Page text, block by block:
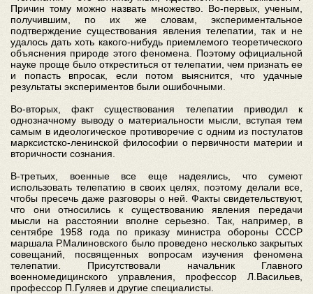
Причин тому можно назвать множество. Во-первых, ученым,
получившим, по их же словам, экспериментальное
подтверждение существования явления телепатии, так и не
удалось дать хоть какого-нибудь приемлемого теоретического
объяснения природе этого феномена. Поэтому официальной
науке проще было откреститься от телепатии, чем признать ее
и попасть впросак, если потом выяснится, что удачные
результаты экспериментов были ошибочными.
Во-вторых, факт существования телепатии приводил к
однозначному выводу о материальности мысли, вступая тем
самым в идеологическое противоречие с одним из постулатов
марксистско-ленинской философии о первичности материи и
вторичности сознания.
В-третьих, военные все еще надеялись, что сумеют
использовать телепатию в своих целях, поэтому делали все,
чтобы пресечь даже разговоры о ней. Факты свидетельствуют,
что они относились к существованию явления передачи
мысли на расстоянии вполне серьезно. Так, например, в
сентябре 1958 года по приказу министра обороны СССР
маршала Р.Малиновского было проведено несколько закрытых
совещаний, посвященных вопросам изучения феномена
телепатии. Присутствовали начальник Главного
военномедицинского управления, профессор Л.Васильев,
профессор П.Гуляев и другие специалисты.